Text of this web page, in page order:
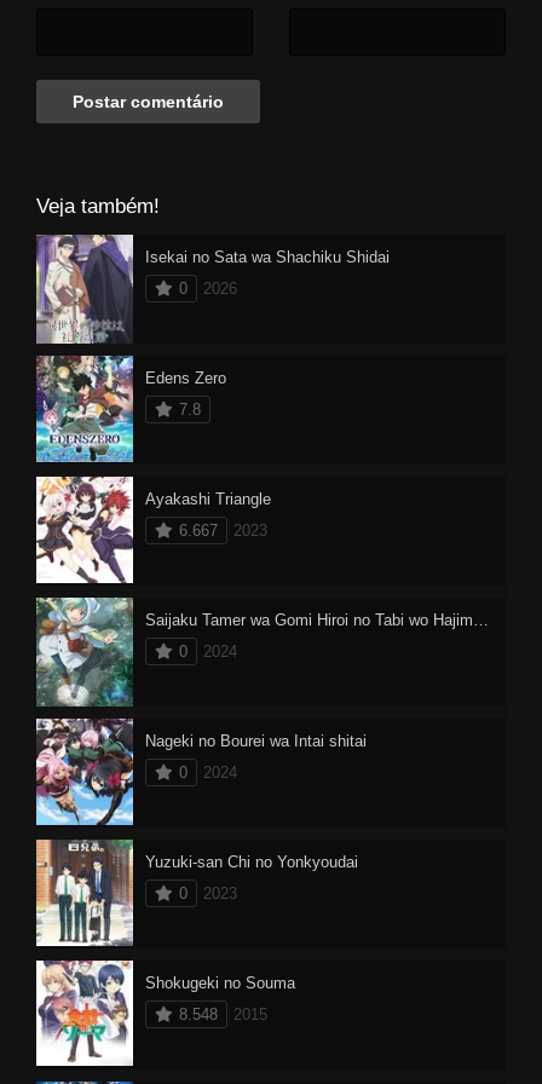
Veja também!
Isekai no Sata wa Shachiku Shidai
0
2026
Edens Zero
7.8
Ayakashi Triangle
6.667
2023
Saijaku Tamer wa Gomi Hiroi no Tabi wo Hajimemashita
0
2024
Nageki no Bourei wa Intai shitai
0
2024
Yuzuki-san Chi no Yonkyoudai
0
2023
Shokugeki no Souma
8.548
2015